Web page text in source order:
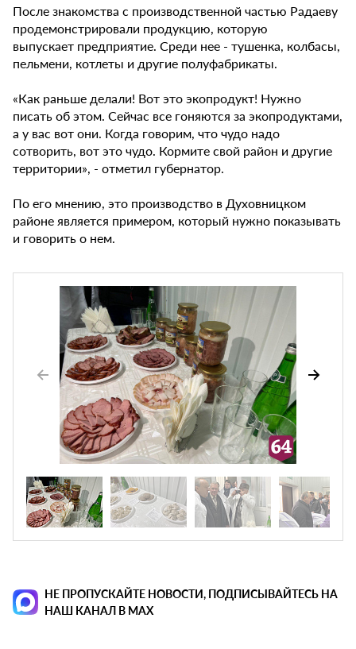
После знакомства с производственной частью Радаеву
продемонстрировали продукцию, которую
выпускает предприятие. Среди нее - тушенка, колбасы,
пельмени, котлеты и другие полуфабрикаты.
«Как раньше делали! Вот это экопродукт! Нужно
писать об этом. Сейчас все гоняются за экопродуктами,
а у вас вот они. Когда говорим, что чудо надо
сотворить, вот это чудо. Кормите свой район и другие
территории», - отметил губернатор.
По его мнению, это производство в Духовницком
районе является примером, который нужно показывать
и говорить о нем.
НЕ ПРОПУСКАЙТЕ НОВОСТИ, ПОДПИСЫВАЙТЕСЬ НА
НАШ КАНАЛ В MAX